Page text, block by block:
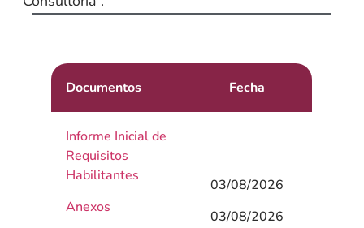
Documentos Fecha
Informe Inicial de
Requisitos
Habilitantes
Anexos
03/08/2026
03/08/2026